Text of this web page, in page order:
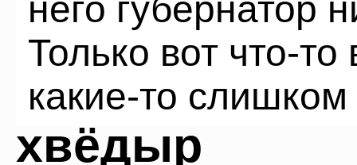
него губернатор
Только вот что-
какие-то слишком
хвёдыр